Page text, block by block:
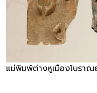
แม่พิมพ์ต่างหูเมืองโบรา